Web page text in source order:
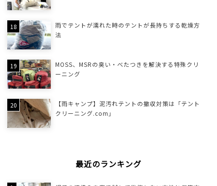
雨でテントが濡れた時のテントが長持ちする乾燥方
法
MOSS、MSRの臭い・べたつきを解決する特殊クリ
ーニング
【雨キャンプ】泥汚れテントの撤収対策は「テント
クリーニング.com」
最近のランキング